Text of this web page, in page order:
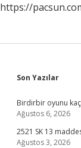
https://
Son Yazılar
Birdirbir oyunu
Ağustos 6, 2026
2521 SK 13
Ağustos 3, 2026